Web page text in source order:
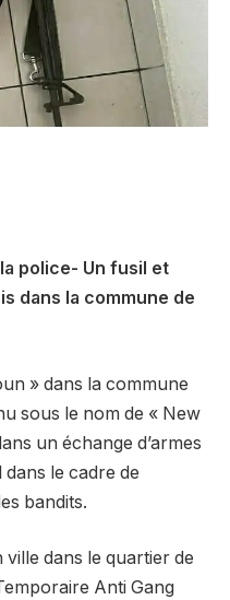
police- Un fusil et
dans la commune de
» dans la commune
sous le nom de « New
un échange d’armes
le cadre de
bandits.
ville dans le quartier de
Anti Gang